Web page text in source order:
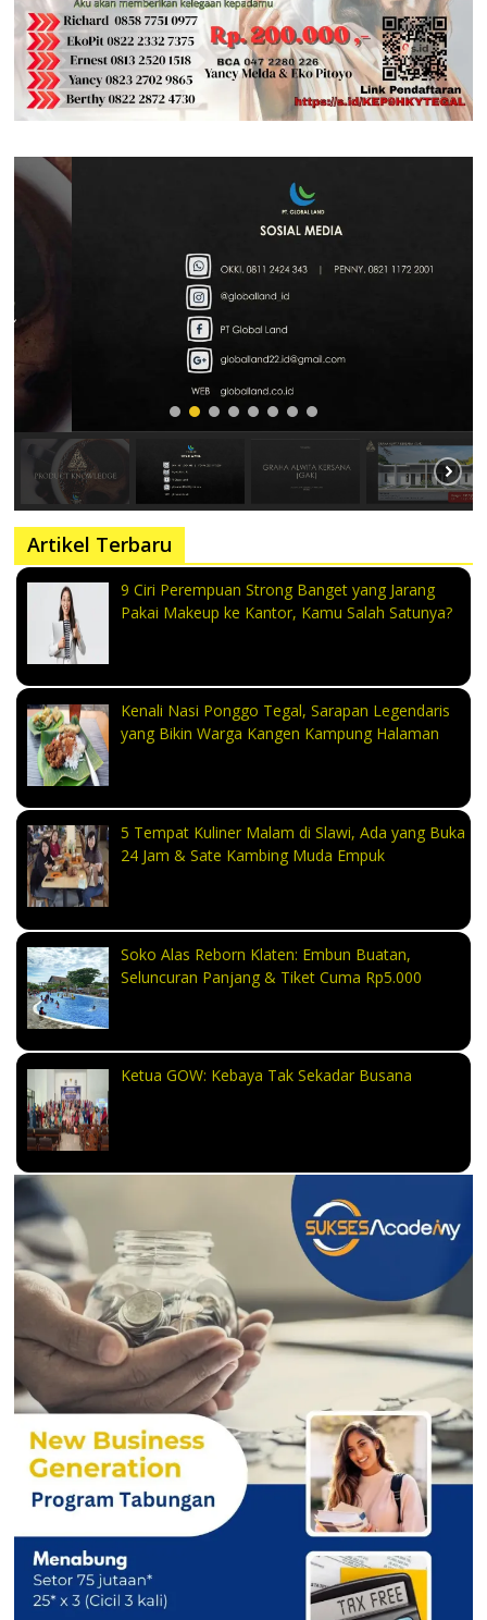
Artikel Terbaru
9 Ciri Perempuan Strong Banget yang Jarang
Pakai Makeup ke Kantor, Kamu Salah Satunya?
Kenali Nasi Ponggo Tegal, Sarapan Legendaris
yang Bikin Warga Kangen Kampung Halaman
5 Tempat Kuliner Malam di Slawi, Ada yang Buka
24 Jam & Sate Kambing Muda Empuk
Soko Alas Reborn Klaten: Embun Buatan,
Seluncuran Panjang & Tiket Cuma Rp5.000
Ketua GOW: Kebaya Tak Sekadar Busana